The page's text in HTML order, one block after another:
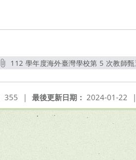
112 學年度海外臺灣學校第 5 次教師
最後更新日期： 2024-01-22 |
355 |